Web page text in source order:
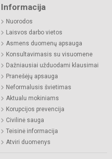
Informacija
Nuorodos
Laisvos darbo vietos
Asmens duomenų apsauga
Konsultavimasis su visuomene
Dažniausiai užduodami klausimai
Pranešėjų apsauga
Neformalusis švietimas
Aktualu mokiniams
Korupcijos prevencija
Civilinė sauga
Teisinė informacija
Atviri duomenys